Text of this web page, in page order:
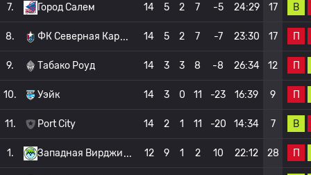
7. Город Салем 14 5 2 7 -5 24:29 17 В
8. ФК Северная Кар 14 5 2 7 -7 23:30 17 П
9. Табако Роуд 14 3 3 8 -8 26:34 12 П
10. Уэйк 14 3 0 11 -23 16:39 9 П
11. Port City 14 2 1 11 -20 14:34 7 В
1. Западная Вирджи 12 9 1 2 10 22:12 28 П